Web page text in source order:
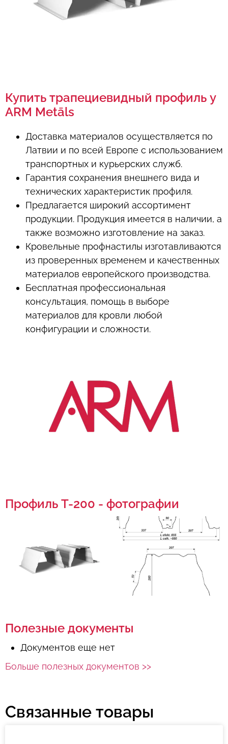
Купить трапециевидный профиль у
ARM Metāls
Доставка материалов осуществляется по
Латвии и по всей Европе с использованием
транспортных и курьерских служб.
Гарантия сохранения внешнего вида и
технических характеристик профиля.
Предлагается широкий ассортимент
продукции. Продукция имеется в наличии, а
также возможно изготовление на заказ.
Кровельные профнастилы изготавливаются
из проверенных временем и качественных
материалов европейского производства.
Бесплатная профессиональная
консультация, помощь в выборе
материалов для кровли любой
конфигурации и сложности.
Профиль T-200 - фотографии
Полезные документы
Документов еще нет
Больше полезных документов >>
Связанные товары